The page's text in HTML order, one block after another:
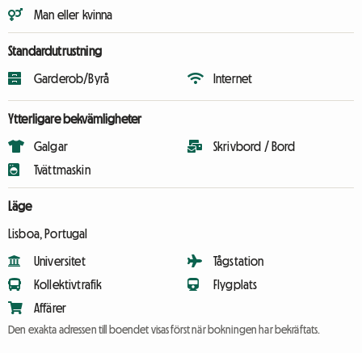
Man eller kvinna
Standardutrustning
Garderob/Byrå Internet
Ytterligare bekvämligheter
Galgar
Tvättmaskin
Skrivbord / Bord
Läge
Lisboa, Portugal
Universitet
Kollektivtrafik
Affärer
Tågstation
Flygplats
Den exakta adressen till boendet visas först när bokningen har bekräftats.